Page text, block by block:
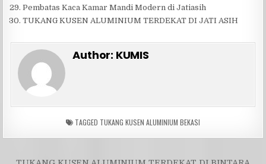
Pembatas Kaca Kamar Mandi Modern di Jatiasih
TUKANG KUSEN ALUMINIUM TERDEKAT DI JATI ASIH
Author: KUMIS
TAGGED TUKANG KUSEN ALUMINIUM BEKASI